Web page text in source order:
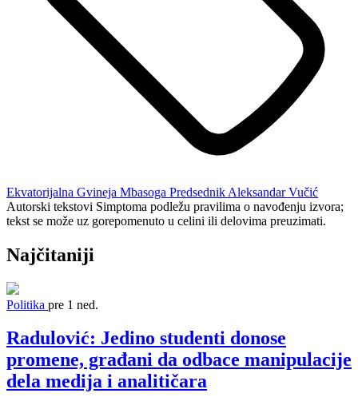
Ekvatorijalna Gvineja Mbasoga Predsednik Aleksandar Vučić
Autorski tekstovi Simptoma podležu pravilima o navođenju izvora;
tekst se može uz gorepomenuto u celini ili delovima preuzimati.
Najčitaniji
Politika pre 1 ned.
Radulović: Jedino studenti donose
promene, građani da odbace manipulacije
dela medija i analitičara